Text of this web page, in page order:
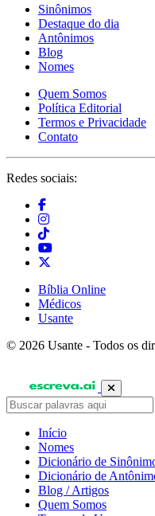
Sinônimos
Destaque do dia
Antônimos
Blog
Nomes
Quem Somos
Política Editorial
Termos e Privacidade
Contato
Redes sociais:
Bíblia Online
Médicos
Usante
© 2026 Usante - Todos os
Início
Nomes
Dicionário de
Dicionário de
Blog / Artigos
Quem Somos